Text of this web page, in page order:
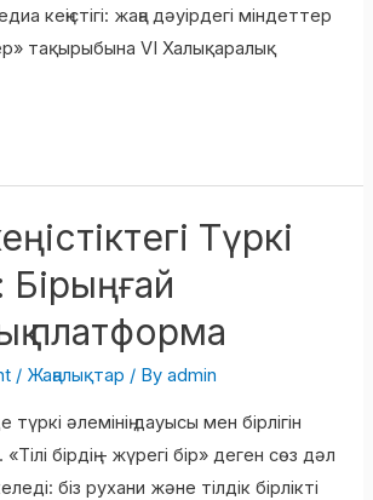
кеңістігі: жаңа дәуірдегі міндеттер
тақырыбына VI Халықаралық
Түркі
Бірыңғай
платформа
/ Жаңалықтар / Byadmin
әлемінің дауысы мен бірлігін
бірдің – жүрегі бір» деген сөз дәл
біз рухани және тілдік бірлікті